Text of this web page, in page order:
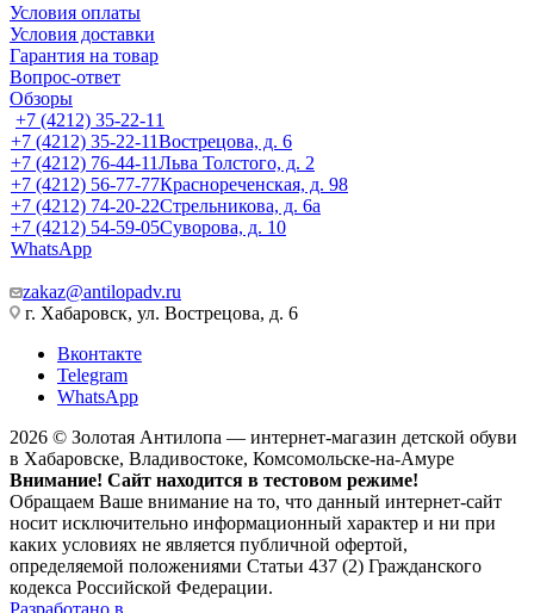
Условия оплаты
Условия доставки
Гарантия на товар
Вопрос-ответ
Обзоры
+7 (4212) 35-22-11
+7 (4212) 35-22-11Вострецова, д. 6
+7 (4212) 76-44-11Льва Толстого, д. 2
+7 (4212) 56-77-77Краснореченская, д. 98
+7 (4212) 74-20-22Стрельникова, д. 6а
+7 (4212) 54-59-05Суворова, д. 10
WhatsApp
zakaz@antilopadv.ru
г. Хабаровск, ул. Вострецова, д. 6
Вконтакте
Telegram
WhatsApp
2026 © Золотая Антилопа — интернет-магазин детской обуви
в Хабаровске, Владивостоке, Комсомольске-на-Амуре
Внимание! Сайт находится в тестовом режиме!
Обращаем Ваше внимание на то, что данный интернет-сайт
носит исключительно информационный характер и ни при
каких условиях не является публичной офертой,
определяемой положениями Статьи 437 (2) Гражданского
кодекса Российской Федерации.
Разработано в